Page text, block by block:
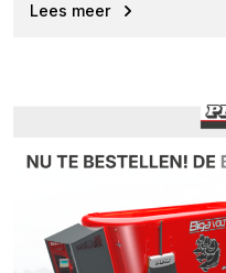
Lees meer